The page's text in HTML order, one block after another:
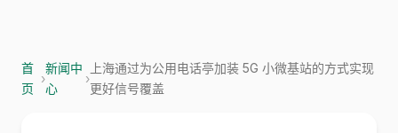
首
页
›
新闻中
心
›
上海通过为公用电话亭加装 5G 小微基站的方式实现
更好信号覆盖